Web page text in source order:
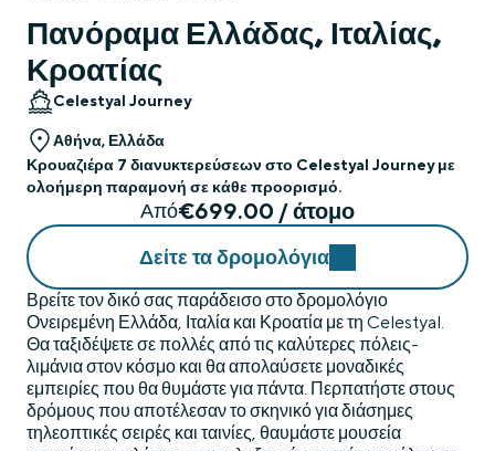
Πανόραμα Ελλάδας, Ιταλίας,
Κροατίας
Celestyal Journey
Αθήνα, Ελλάδα
Κρουαζιέρα 7 διανυκτερεύσεων στο Celestyal Journey με
ολοήμερη παραμονή σε κάθε προορισμό.
Από€699.00 / άτομο
Δείτε τα δρομολόγια
Βρείτε τον δικό σας παράδεισο στο δρομολόγιο
Ονειρεμένη Ελλάδα, Ιταλία και Κροατία με τη Celestyal.
Θα ταξιδέψετε σε πολλές από τις καλύτερες πόλεις-
λιμάνια στον κόσμο και θα απολαύσετε μοναδικές
εμπειρίες που θα θυμάστε για πάντα. Περπατήστε στους
δρόμους που αποτέλεσαν το σκηνικό για διάσημες
τηλεοπτικές σειρές και ταινίες, θαυμάστε μουσεία